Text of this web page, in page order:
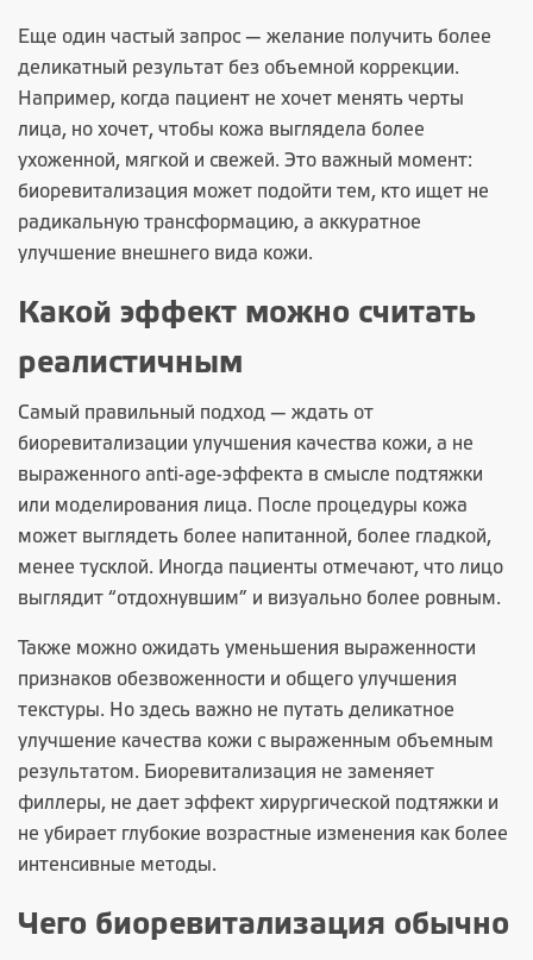
Еще один частый запрос — желание получить более
деликатный результат без объемной коррекции.
Например, когда пациент не хочет менять черты
лица, но хочет, чтобы кожа выглядела более
ухоженной, мягкой и свежей. Это важный момент:
биоревитализация может подойти тем, кто ищет не
радикальную трансформацию, а аккуратное
улучшение внешнего вида кожи.
Какой эффект можно считать
реалистичным
Самый правильный подход — ждать от
биоревитализации улучшения качества кожи, а не
выраженного anti-age-эффекта в смысле подтяжки
или моделирования лица. После процедуры кожа
может выглядеть более напитанной, более гладкой,
менее тусклой. Иногда пациенты отмечают, что лицо
выглядит “отдохнувшим” и визуально более ровным.
Также можно ожидать уменьшения выраженности
признаков обезвоженности и общего улучшения
текстуры. Но здесь важно не путать деликатное
улучшение качества кожи с выраженным объемным
результатом. Биоревитализация не заменяет
филлеры, не дает эффект хирургической подтяжки и
не убирает глубокие возрастные изменения как более
интенсивные методы.
Чего биоревитализация обычно